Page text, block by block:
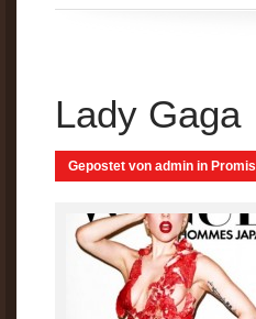
Lady Gaga
Gepostet von admin in Promis